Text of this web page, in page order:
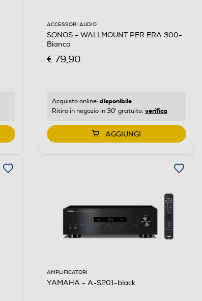
ACCESSORI AUDIO
SONOS - WALLMOUNT PER ERA 300-
Bianco
€ 79,90
Acquisto online: disponibile
Ritiro in negozio in 30' gratuito: verifica
AGGIUNGI
AMPLIFICATORI
YAMAHA - A-S201-black